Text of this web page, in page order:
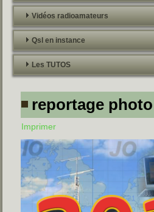
Vidéos radioamateurs
Qsl en instance
Les TUTOS
reportage photo
Imprimer